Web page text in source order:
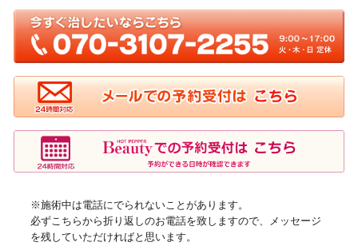
※施術中は電話にでられないことがあります。
必ずこちらから折り返しのお電話を致しますので、メッセージ
を残していただければと思います。